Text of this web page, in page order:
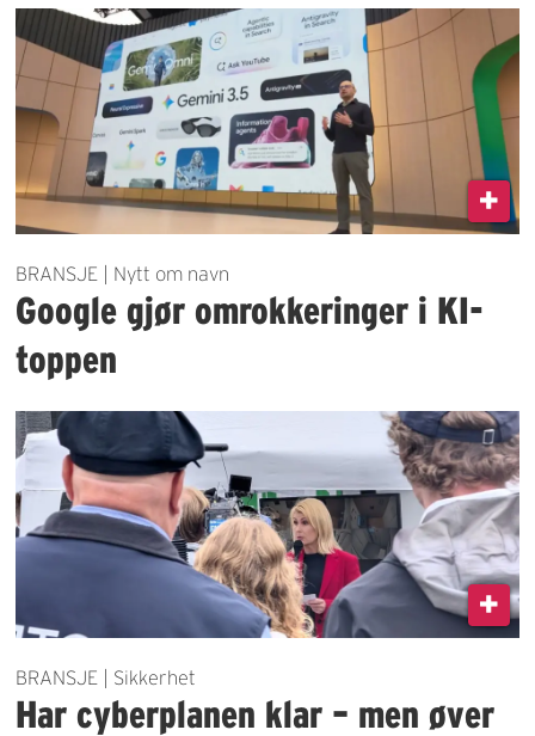
BRANSJE | Nytt om navn
Google gjør omrokkeringer i KI-
toppen
BRANSJE | Sikkerhet
Har cyberplanen klar – men øver